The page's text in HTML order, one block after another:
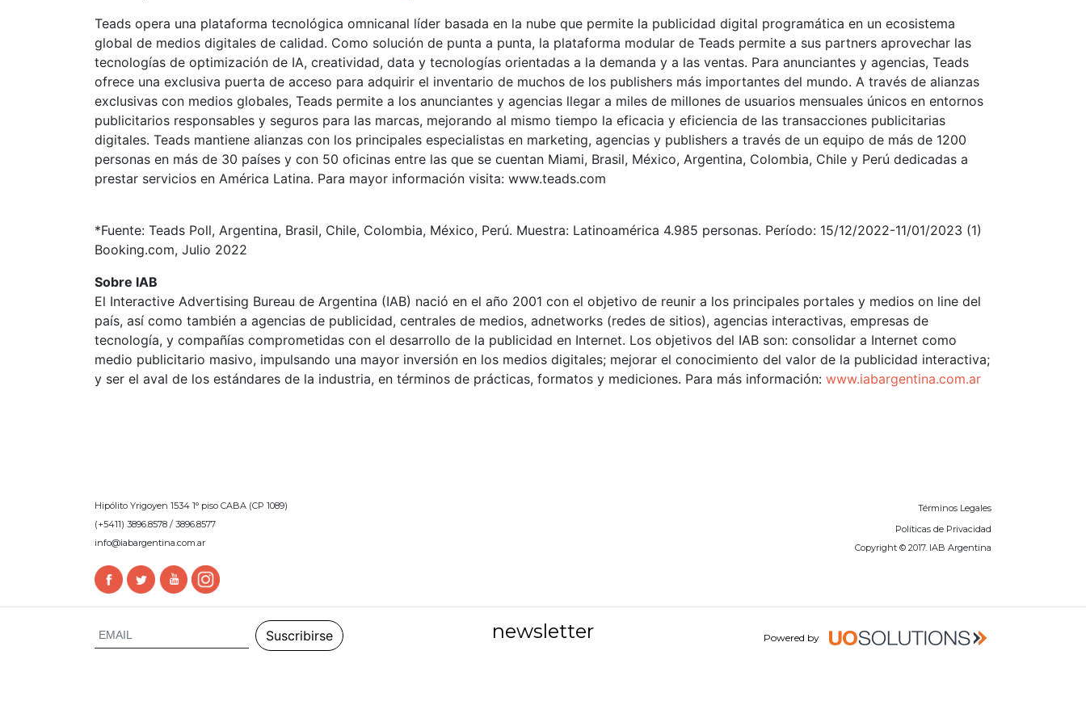
Teads opera una plataforma tecnológica omnicanal líder basada en la nube que permite la publicidad digital programática en un ecosistema
global de medios digitales de calidad. Como solución de punta a punta, la plataforma modular de Teads permite a sus partners aprovechar las
tecnologías de optimización de IA, creatividad, data y tecnologías orientadas a la demanda y a las ventas. Para anunciantes y agencias, Teads
ofrece una exclusiva puerta de acceso para adquirir el inventario de muchos de los publishers más importantes del mundo. A través de alianzas
exclusivas con medios globales, Teads permite a los anunciantes y agencias llegar a miles de millones de usuarios mensuales únicos en entornos
publicitarios responsables y seguros para las marcas, mejorando al mismo tiempo la eficacia y eficiencia de las transacciones publicitarias
digitales. Teads mantiene alianzas con los principales especialistas en marketing, agencias y publishers a través de un equipo de más de 1200
personas en más de 30 países y con 50 oficinas entre las que se cuentan Miami, Brasil, México, Argentina, Colombia, Chile y Perú dedicadas a
prestar servicios en América Latina. Para mayor información visita: www.teads.com
*Fuente: Teads Poll, Argentina, Brasil, Chile, Colombia, México, Perú. Muestra: Latinoamérica 4.985 personas. Período: 15/12/2022-11/01/2023 (1)
Booking.com, Julio 2022
Sobre IAB
El Interactive Advertising Bureau de Argentina (IAB) nació en el año 2001 con el objetivo de reunir a los principales portales y medios on line del
país, así como también a agencias de publicidad, centrales de medios, adnetworks (redes de sitios), agencias interactivas, empresas de
tecnología, y compañías comprometidas con el desarrollo de la publicidad en Internet. Los objetivos del IAB son: consolidar a Internet como
medio publicitario masivo, impulsando una mayor inversión en los medios digitales; mejorar el conocimiento del valor de la publicidad interactiva;
y ser el aval de los estándares de la industria, en términos de prácticas, formatos y mediciones. Para más información: www.iabargentina.com.ar
Hipólito Yrigoyen 1534 1° piso CABA (CP 1089)
(+5411) 3896.8578 / 3896.8577
info@iabargentina.com.ar
Términos Legales
Políticas de Privacidad
Copyright © 2017. IAB Argentina
newsletter Powered by